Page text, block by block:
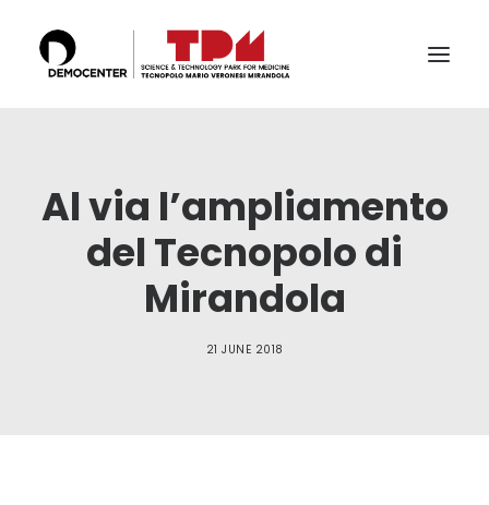
SERVICES
PUBLICATIONS & CONFERENCES
Al via l’ampliamento
del Tecnopolo di
Mirandola
21 JUNE 2018